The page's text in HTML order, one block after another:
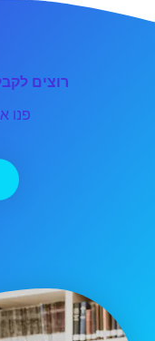
רוצים
פנו